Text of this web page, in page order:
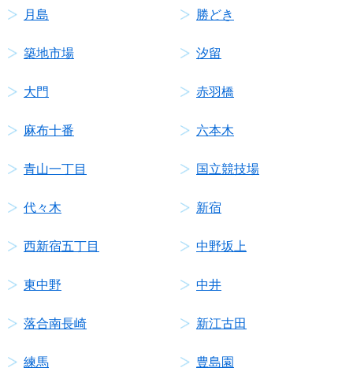
月島 勝どき
築地市場 汐留
大門 赤羽橋
麻布十番 六本木
青山一丁目 国立競技場
代々木 新宿
西新宿五丁目 中野坂上
東中野 中井
落合南長崎 新江古田
練馬 豊島園